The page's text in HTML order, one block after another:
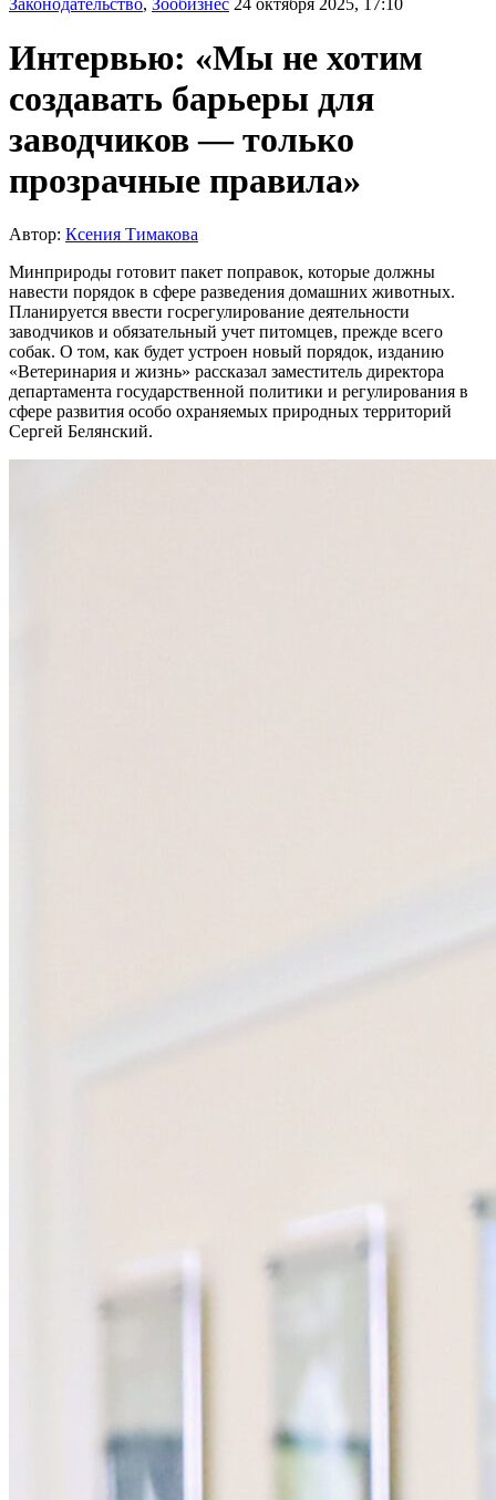
Интервью: «Мы не хотим
создавать барьеры для
заводчиков — только
прозрачные правила»
Автор: Ксения Тимакова
Минприроды готовит пакет поправок, которые должны
навести порядок в сфере разведения домашних животных.
Планируется ввести госрегулирование деятельности
заводчиков и обязательный учет питомцев, прежде всего
собак. О том, как будет устроен новый порядок, изданию
«Ветеринария и жизнь» рассказал заместитель директора
департамента государственной политики и регулирования в
сфере развития особо охраняемых природных территорий
Сергей Белянский.